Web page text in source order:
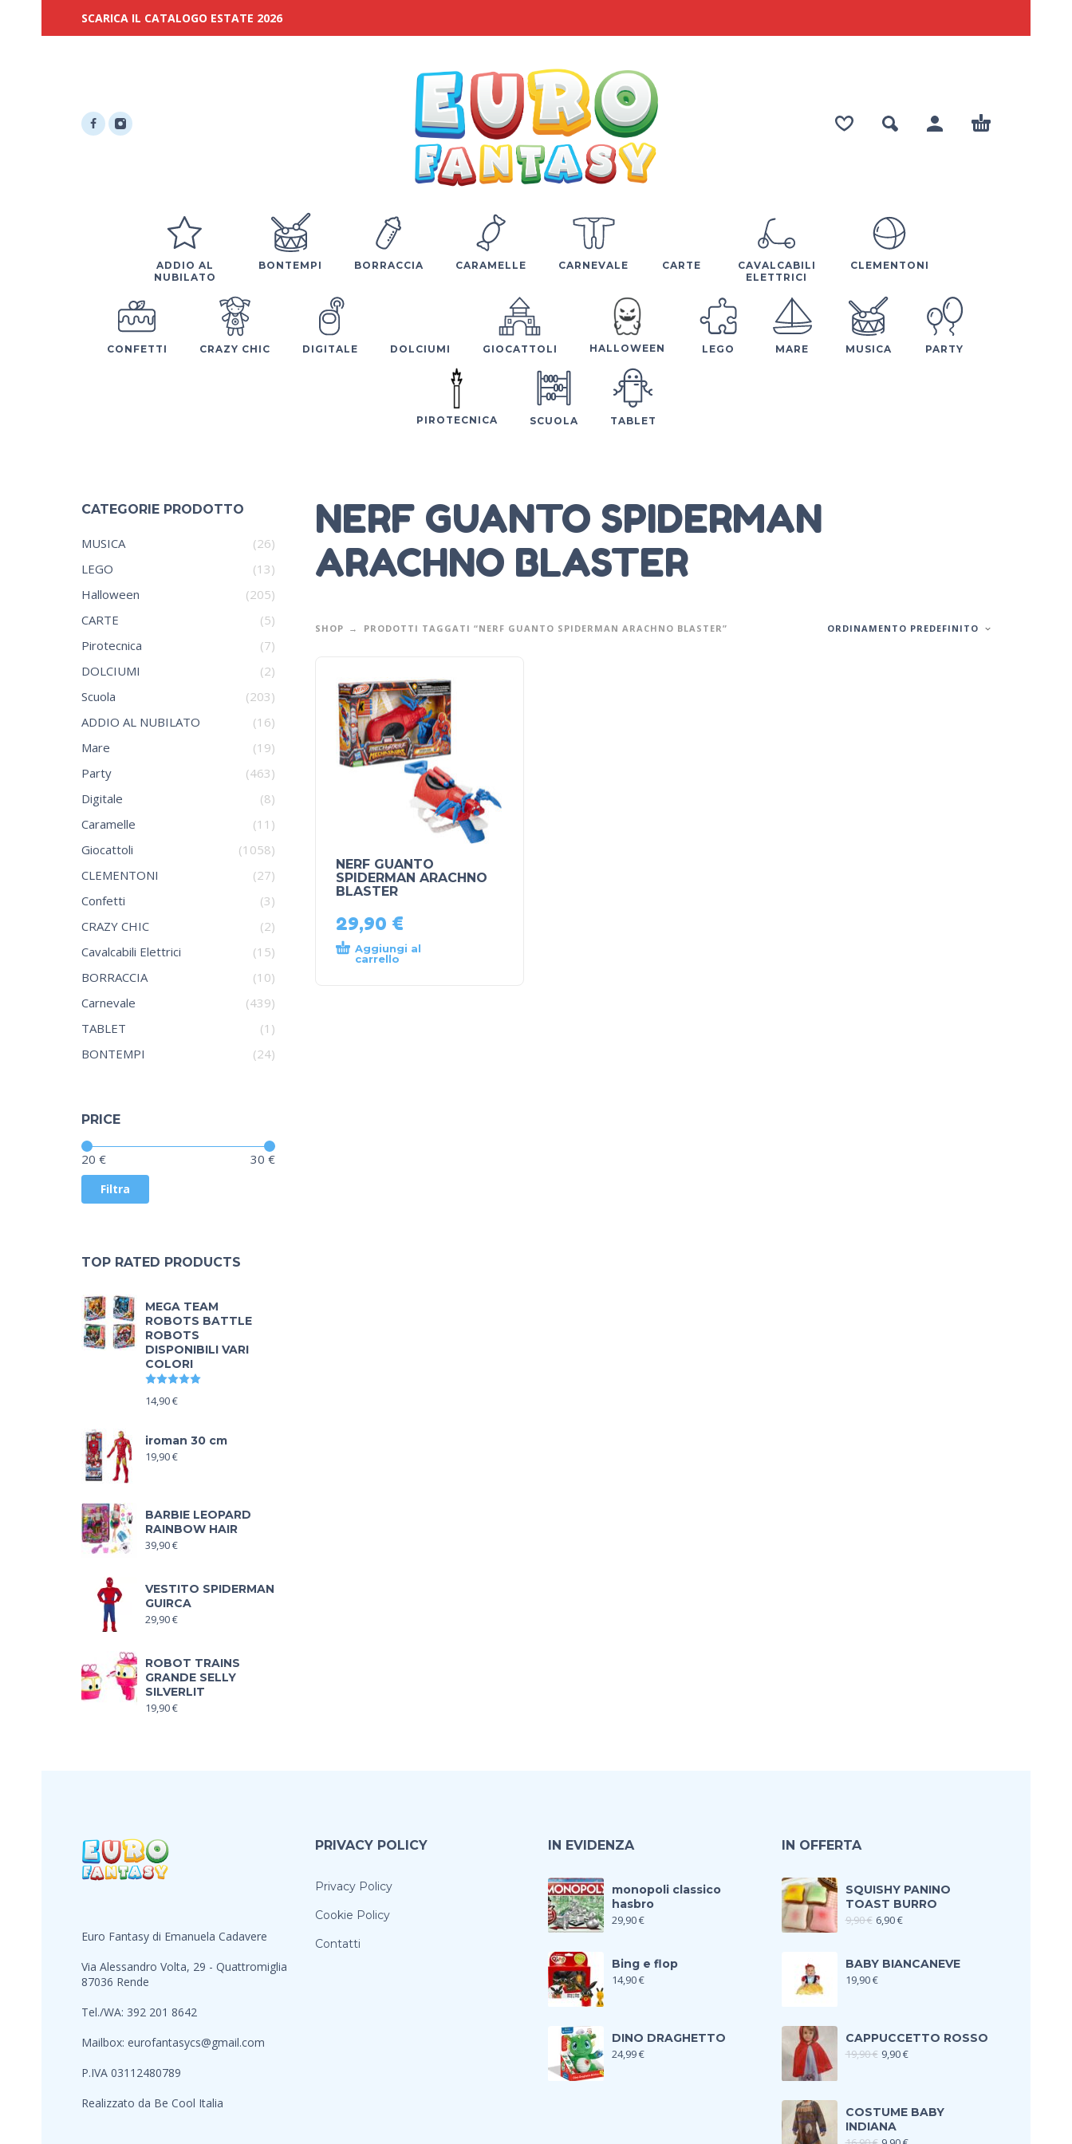
SCARICA IL CATALOGO ESTATE 2026
ADDIO AL
NUBILATO
BONTEMPI BORRACCIA CARAMELLE CARNEVALE CARTE
CAVALCABILI
ELETTRICI
CLEMENTONI
CONFETTI CRAZY CHIC DIGITALE DOLCIUMI GIOCATTOLI HALLOWEEN LEGO MARE MUSICA PARTY
PIROTECNICA SCUOLA TABLET
CATEGORIE PRODOTTO
MUSICA
(26)
LEGO
(13)
Halloween
(205)
CARTE
(5)
Pirotecnica
(7)
DOLCIUMI
(2)
Scuola
(203)
ADDIO AL NUBILATO
(16)
Mare
(19)
Party
(463)
Digitale
(8)
Caramelle
(11)
Giocattoli
(1058)
CLEMENTONI
(27)
Confetti
(3)
CRAZY CHIC
(2)
Cavalcabili Elettrici
(15)
BORRACCIA
(10)
Carnevale
(439)
TABLET
(1)
BONTEMPI
(24)
PRICE
Filtra
Prezzo:
20 € 30 €
TOP RATED PRODUCTS
MEGA TEAM
ROBOTS BATTLE
ROBOTS
DISPONIBILI VARI
COLORI
14,90€
iroman 30 cm
19,90€
BARBIE LEOPARD
RAINBOW HAIR
39,90€
VESTITO SPIDERMAN
GUIRCA
29,90€
ROBOT TRAINS
GRANDE SELLY
SILVERLIT
19,90€
NERF GUANTO SPIDERMAN
ARACHNO BLASTER
SHOP PRODOTTI TAGGATI “NERF GUANTO SPIDERMAN ARACHNO BLASTER” ORDINAMENTO PREDEFINITO
NERF GUANTO
SPIDERMAN ARACHNO
BLASTER
29,90 €
Aggiungi al
carrello
Euro Fantasy di Emanuela Cadavere
Via Alessandro Volta, 29 - Quattromiglia
87036 Rende
Tel./WA: 392 201 8642
Mailbox: eurofantasycs@gmail.com
P.IVA 03112480789
Realizzato da Be Cool Italia
PRIVACY POLICY
Privacy Policy
Cookie Policy
Contatti
IN EVIDENZA
monopoli classico
hasbro
29,90€
Bing e flop
14,90€
DINO DRAGHETTO
24,99€
IN OFFERTA
SQUISHY PANINO
TOAST BURRO
9,90€ 6,90€
BABY BIANCANEVE
19,90€
CAPPUCCETTO ROSSO
19,90€ 9,90€
COSTUME BABY
INDIANA